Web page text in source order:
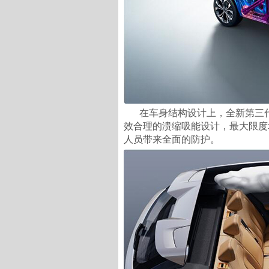
在车身结构设计上，全新第三
效合理的溃缩吸能设计，最大限
人员带来全面的防护。